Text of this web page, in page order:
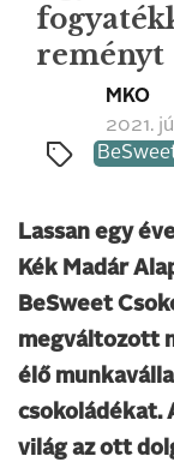
reményt
MKO
2021.
Lassan egy
Kék Madár
BeSweet
megváltozott
élő
csokoládékat.
világ az ott